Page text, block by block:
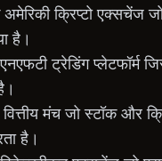
क्रिप्टो एक्सचेंज
है।
ट्रेडिंग प्लेटफॉर्म
मंच जो स्टॉक और
है।